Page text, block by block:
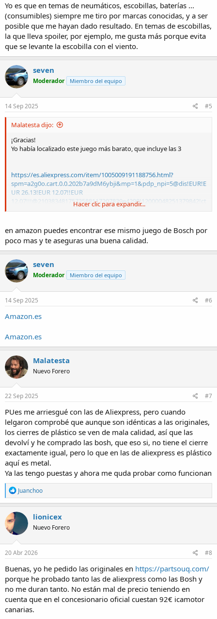
Yo es que en temas de neumáticos, escobillas, baterías ...
(consumibles) siempre me tiro por marcas conocidas, y a ser
posible que me hayan dado resultado. En temas de escobillas,
la que lleva spoiler, por ejemplo, me gusta más porque evita
que se levante la escobilla con el viento.
seven
Moderador Miembro del equipo
14 Sep 2025 #5
Malatesta dijo:
¡Gracias!
Yo había localizado este juego más barato, que incluye las 3
https://es.aliexpress.com/item/1005009191188756.html?
spm=a2g0o.cart.0.0.202b7a9dM6ybji&mp=1&pdp_npi=5@dis!EUR!E
UR 26.13!EUR 12.07!!EUR
12.07!!!@2103834817573588117207839e4298!12000048251379842!ct
!ES!4609266350!!1!0&gatewayAdapt=glo2esp
¿tu cres que le servirán?
Hacer clic para expandir...
en amazon puedes encontrar ese mismo juego de Bosch por
poco mas y te aseguras una buena calidad.
seven
Moderador Miembro del equipo
14 Sep 2025 #6
Amazon.es
Amazon.es
Malatesta
Nuevo Forero
22 Sep 2025 #7
PUes me arriesgué con las de Aliexpress, pero cuando
lelgaron comprobé que aunque son idénticas a las originales,
los cierres de plástico se ven de mala calidad, así que las
devolví y he comprado las bosh, que eso si, no tiene el cierre
exactamente igual, pero lo que en las de aliexpress es plástico
aquí es metal.
Ya las tengo puestas y ahora me quda probar como funcionan
R
e
a
c
o
n
s
Juanchoo
lionicex
Nuevo Forero
20 Abr 2026 #8
Buenas, yo he pedido las originales en https://partsouq.com/
porque he probado tanto las de aliexpress como las Bosh y
no me duran tanto. No están mal de precio teniendo en
cuenta que en el concesionario oficial cuestan 92€ icamotor
canarias.